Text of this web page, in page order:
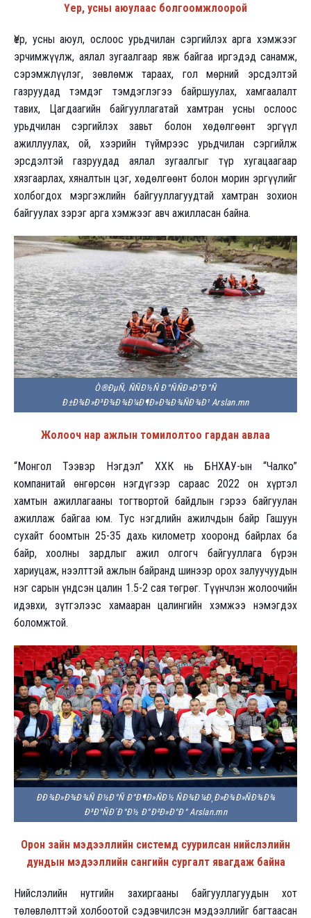
Үер, усны аюулаас болгоомжлоорой
Үер, усны аюул, ослоос урьдчилан сэргийлэх арга хэмжээг
эрчимжүүлж, аялал зугаалгаар явж байгаа иргэдэд санамж,
сэрэмжлүүлэг, зөвлөмж тараах, гол мөрний эрсдэлтэй
газруудад тэмдэг тэмдэглэгээ байршуулах, хамгаалалт
тавих, Цагдаагийн байгууллагатай хамтран усны ослоос
урьдчилан сэргийлэх завьт болон хөдөлгөөнт эргүүл
ажиллуулах, ой, хээрийн түймрээс урьдчилан сэргийлж
эрсдэлтэй газруудад аялал зугаалгыг түр хугацаагаар
хязгаарлах, хяналтын цэг, хөдөлгөөнт болон морин эргүүлийг
холбогдох мэргэжлийн байгууллагуудтай хамтран зохион
байгуулах зэрэг арга хэмжээг авч ажилласан байна.
Ò®ÐµÑ, ÑÑÐ½Ñ Ð°ÑÑÐ»Ð°Ð°Ñ
Ð±Ð¾Ð»Ð³Ð¾Ð¾Ð¼Ð¶Ð»Ð¾Ð¾ÑÐ¾Ð¹ Arslan.mn
Жолооч нар ажлын томилолтоо гардан авлаа
“Монгол Тээвэр Нэгдэл” ХХК нь БНХАУ-ын “Чалко”
компанитай өнгөрсөн нэгдүгээр сараас 2022 он хүртэл
хамтын ажиллагааны тогтвортой байдлын гэрээ байгуулан
ажиллаж байгаа юм. Тус нэгдлийн ажилчдын байр Гашуун
сухайт боомтын 25-35 дахь километр хооронд байрлах ба
байр, хоолны зардлыг ажил олгогч байгууллага бүрэн
хариуцаж, нээлттэй ажлын байранд шинээр орох залуучуудын
нэг сарын үндсэн цалин 1.5-2 сая төгрөг. Түүнчлэн жолоочийн
идэвхи, зүтгэлээс хамааран цалингийн хэмжээ нэмэгдэх
боломжтой.
ÐÐ¾Ð»Ð¾Ð¾Ñ Ð½Ð°Ñ Ð°Ð¶Ð»ÑÐ½ ÑÐ¾Ð¼Ð¸Ð»Ð¾Ð»ÑÐ¾Ð¾
Ð³Ð°ÑÐ´Ð°Ð½ Ð°Ð²Ð»Ð°Ð° Arslan.mn
Орон зайн мэдээллийн системд суурилсан нийслэлийн
дундын мэдээллийн сангийн сургалт явагдаж байна
Нийслэлийн нутгийн захиргааны байгууллагуудын хот
төлөвлөлттэй холбоотой сэдэвчилсэн мэдээллийг багтаасан